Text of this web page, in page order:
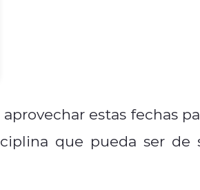
estas fechas
que pueda ser de